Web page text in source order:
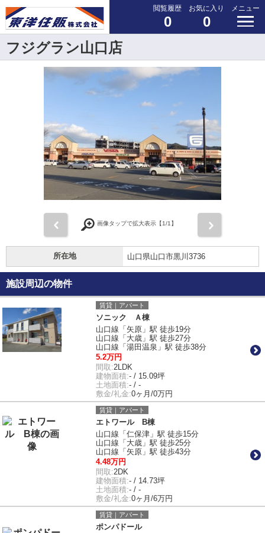
閲覧履歴
0
お気に入り
0
メニュー
フジグラン山口店
画像タップで拡大表示【1/1】
所在地 山口県山口市黒川3736
施設周辺の物件
賃貸｜アパート
ソニック Ａ棟
山口線「矢原」駅 徒歩19分
山口線「大歳」駅 徒歩27分
山口線「湯田温泉」駅 徒歩38分
5.2万円
間取:2LDK
建物面積:- / 15.09坪
土地面積:- / -
敷金/礼金:0ヶ月/0万円
賃貸｜アパート
エトワール B棟
山口線「仁保津」駅 徒歩15分
山口線「大歳」駅 徒歩25分
山口線「矢原」駅 徒歩43分
4.48万円
間取:2DK
建物面積:- / 14.73坪
土地面積:- / -
敷金/礼金:0ヶ月/6万円
賃貸｜アパート
ポンパドール